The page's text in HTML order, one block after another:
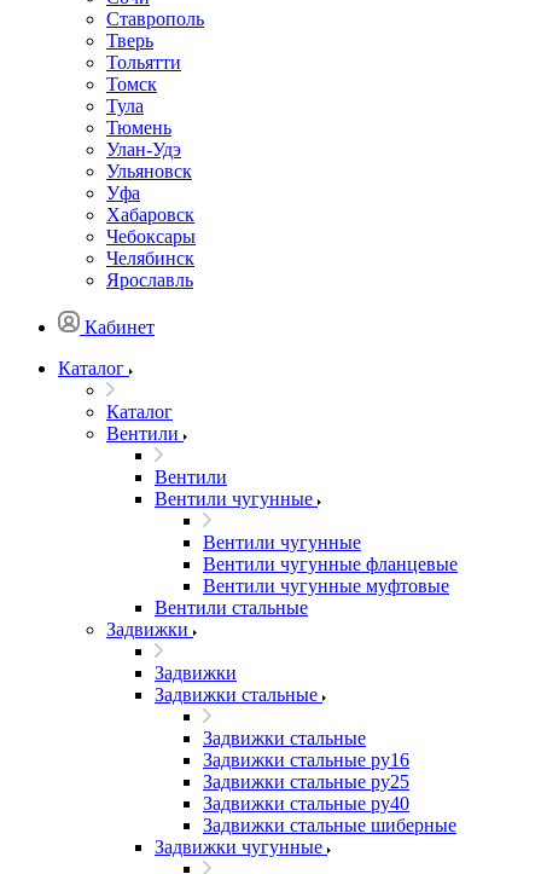
Ставрополь
Тверь
Тольятти
Томск
Тула
Тюмень
Улан-Удэ
Ульяновск
Уфа
Хабаровск
Чебоксары
Челябинск
Ярославль
Кабинет
Каталог
Каталог
Вентили
Вентили
Вентили чугунные
Вентили чугунные
Вентили чугунные фланцевые
Вентили чугунные муфтовые
Вентили стальные
Задвижки
Задвижки
Задвижки стальные
Задвижки стальные
Задвижки стальные ру16
Задвижки стальные ру25
Задвижки стальные ру40
Задвижки стальные шиберные
Задвижки чугунные